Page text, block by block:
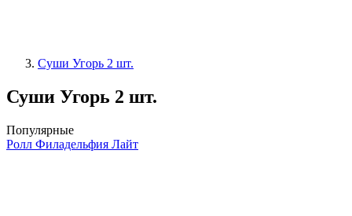
Суши Угорь 2 шт.
Суши Угорь 2 шт.
Популярные
Ролл Филадельфия Лайт